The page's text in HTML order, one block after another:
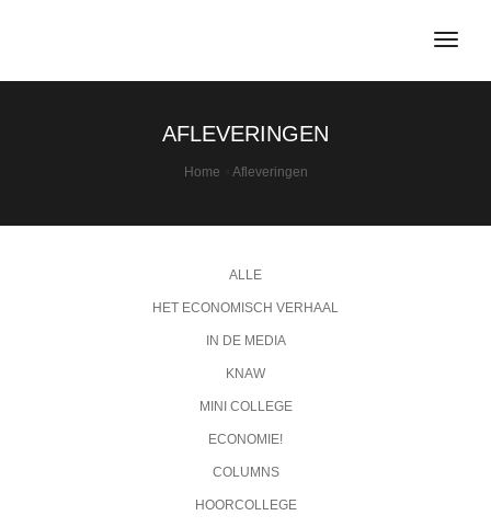
AFLEVERINGEN
Home Afleveringen
ALLE
HET ECONOMISCH VERHAAL
IN DE MEDIA
KNAW
MINI COLLEGE
ECONOMIE!
COLUMNS
HOORCOLLEGE